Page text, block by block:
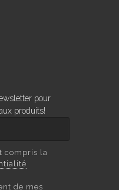
pour
produits!
compris la
de mes